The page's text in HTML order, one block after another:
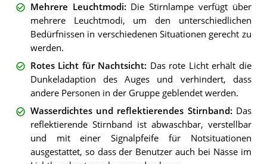
Mehrere Leuchtmodi: Die Stirnlampe verfügt über
mehrere Leuchtmodi, um den unterschiedlichen
Bedürfnissen in verschiedenen Situationen gerecht zu
werden.
Rotes Licht für Nachtsicht: Das rote Licht erhält die
Dunkeladaption des Auges und verhindert, dass
andere Personen in der Gruppe geblendet werden.
Wasserdichtes und reflektierendes Stirnband: Das
reflektierende Stirnband ist abwaschbar, verstellbar
und mit einer Signalpfeife für Notsituationen
ausgestattet, so dass der Benutzer auch bei Nässe im